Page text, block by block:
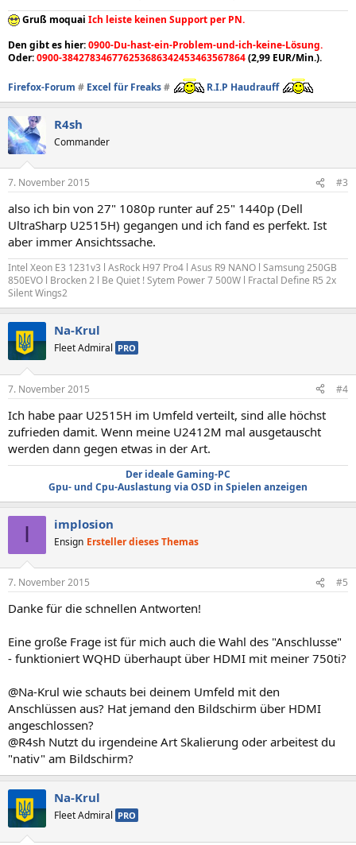
Gruß moquai Ich leiste keinen Support per PN.
Den gibt es hier:0900-Du-hast-ein-Problem-und-ich-keine-Lösung.
Oder:0900-384278346776253686342453463567864(2,99 EUR/Min.).
Firefox-Forum # Excel für Freaks# R.I.P Haudrauff
R4sh
Commander
7. November 2015 #3
also ich bin von 27" 1080p runter auf 25" 1440p (Dell
UltraSharp U2515H) gegangen und ich fand es perfekt. Ist
aber immer Ansichtssache.
Intel Xeon E3 1231v3 l AsRock H97 Pro4 l Asus R9 NANO l Samsung 250GB
850EVO l Brocken 2 l Be Quiet ! Sytem Power 7 500W l Fractal Define R5 2x
Silent Wings2
Na-Krul
Fleet Admiral PRO
7. November 2015 #4
Ich habe paar U2515H im Umfeld verteilt, sind alle höchst
zufrieden damit. Wenn meine U2412M mal ausgetauscht
werden dann gegen etwas in der Art.
Der ideale Gaming-PC
Gpu- und Cpu-Auslastung via OSD in Spielen anzeigen
I implosion
Ensign Ersteller dieses Themas
7. November 2015 #5
Danke für die schnellen Antworten!
Eine große Frage ist für mich auch die Wahl des "Anschlusse"
- funktioniert WQHD überhaupt über HDMI mit meiner 750ti?
@Na-Krul wie schauts bei deinem Umfeld mit den
Anschlüssen aus? Hat jemand den Bildschirm über HDMI
angeschlossen?
@R4sh Nutzt du irgendeine Art Skalierung oder arbeitest du
"nativ" am Bildschirm?
Na-Krul
Fleet Admiral PRO